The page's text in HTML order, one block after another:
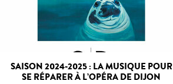
SAISON 2024-2025 : LA MUSIQUE POUR
SE RÉPARER À L’OPÉRA DE DIJON